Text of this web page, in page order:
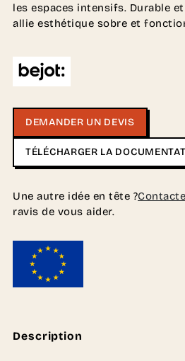
les espaces intensifs. Durable
allie esthétique sobre et
DEMANDER UN DEVIS
TÉLÉCHARGER LA
Une autre idée en tête ?
ravis de vous aider.
Description